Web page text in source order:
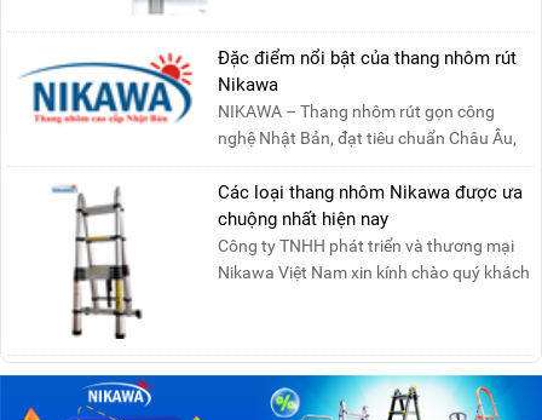
Đặc điểm nổi bật của thang nhôm rút
Nikawa
NIKAWA – Thang nhôm rút gọn công
nghệ Nhật Bản, đạt tiêu chuẩn Châu Âu,
đảm bảo sự an toàn tuy....
Các loại thang nhôm Nikawa được ưa
chuộng nhất hiện nay
Công ty TNHH phát triển và thương mại
Nikawa Việt Nam xin kính chào quý khách